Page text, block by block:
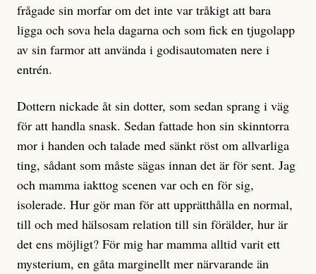
frågade sin morfar om det inte var tråkigt att bara
ligga och sova hela dagarna och som fick en tjugolapp
av sin farmor att använda i godisautomaten nere i
entrén.
Dottern nickade åt sin dotter, som sedan sprang i väg
för att handla snask. Sedan fattade hon sin skinntorra
mor i handen och talade med sänkt röst om allvarliga
ting, sådant som måste sägas innan det är för sent. Jag
och mamma iakttog scenen var och en för sig,
isolerade. Hur gör man för att upprätthålla en normal,
till och med hälsosam relation till sin förälder, hur är
det ens möjligt? För mig har mamma alltid varit ett
mysterium, en gåta marginellt mer närvarande än